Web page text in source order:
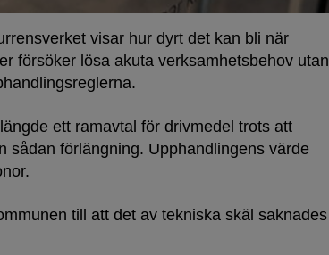
visar hur dyrt det kan bli när
försöker lösa akuta verksamhetsbehov utan
ett ramavtal för drivmedel trots att
sådan förlängning. Upphandlingens värde
till att det av tekniska skäl saknades